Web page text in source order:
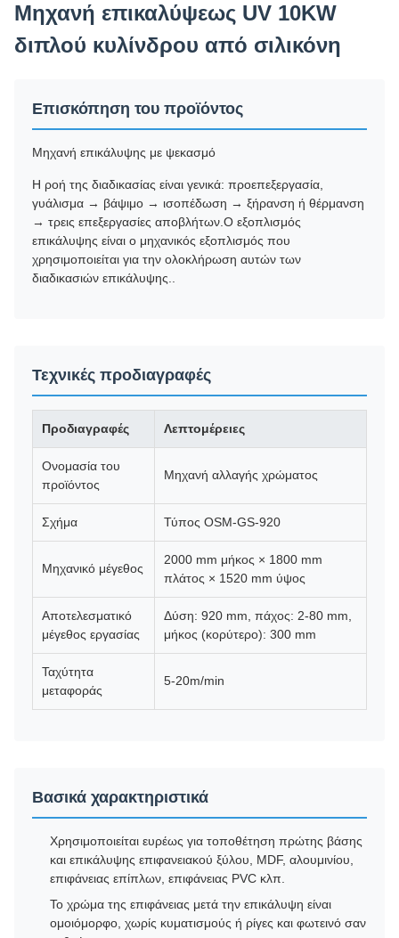
Μηχανή επικαλύψεως UV 10KW
διπλού κυλίνδρου από σιλικόνη
Επισκόπηση του προϊόντος
Μηχανή επικάλυψης με ψεκασμό
Η ροή της διαδικασίας είναι γενικά: προεπεξεργασία,
γυάλισμα → βάψιμο → ισοπέδωση → ξήρανση ή θέρμανση
→ τρεις επεξεργασίες αποβλήτων.Ο εξοπλισμός
επικάλυψης είναι ο μηχανικός εξοπλισμός που
χρησιμοποιείται για την ολοκλήρωση αυτών των
διαδικασιών επικάλυψης..
Τεχνικές προδιαγραφές
Προδιαγραφές Λεπτομέρειες
Ονομασία του
προϊόντος
Μηχανή αλλαγής χρώματος
Σχήμα Τύπος OSM-GS-920
Μηχανικό μέγεθος
2000 mm μήκος × 1800 mm
πλάτος × 1520 mm ύψος
Αποτελεσματικό
μέγεθος εργασίας
Δύση: 920 mm, πάχος: 2-80 mm,
μήκος (κορύτερο): 300 mm
Ταχύτητα
μεταφοράς
5-20m/min
Βασικά χαρακτηριστικά
Χρησιμοποιείται ευρέως για τοποθέτηση πρώτης βάσης
και επικάλυψης επιφανειακού ξύλου, MDF, αλουμινίου,
επιφάνειας επίπλων, επιφάνειας PVC κλπ.
Το χρώμα της επιφάνειας μετά την επικάλυψη είναι
ομοιόμορφο, χωρίς κυματισμούς ή ρίγες και φωτεινό σαν